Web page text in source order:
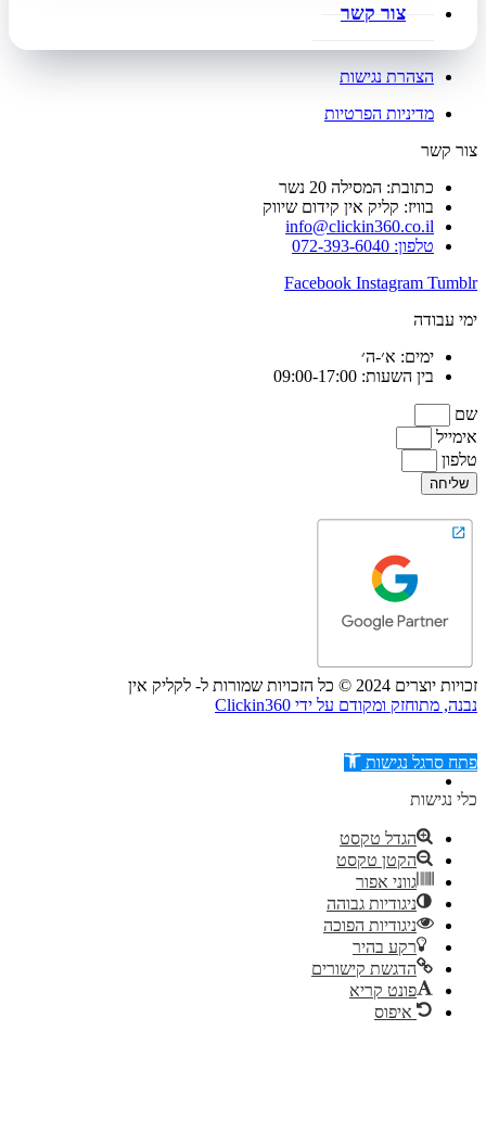
צור קשר
הצהרת נגישות
מדיניות הפרטיות
צור קשר
כתובת: המסילה 20 נשר
בוויז: קליק אין קידום שיווק
info@clickin360.co.il
טלפון: 072-393-6040
Facebook Instagram Tumblr
ימי עבודה
ימים: א׳-ה׳
בין השעות: 09:00-17:00
שם
אימייל
טלפון
שליחה
זכויות יוצרים 2024 © כל הזכויות שמורות ל- לקליק אין
נבנה, מתוחזק ומקודם על ידי Clickin360
דילוג לתוכן
פתח סרגל נגישות
כלי נגישות
הגדל טקסט
הקטן טקסט
גווני אפור
ניגודיות גבוהה
ניגודיות הפוכה
רקע בהיר
הדגשת קישורים
פונט קריא
איפוס